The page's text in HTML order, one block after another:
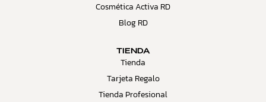
Cosmética Activa RD
Blog RD
TIENDA
Tienda
Tarjeta Regalo
Tienda Profesional